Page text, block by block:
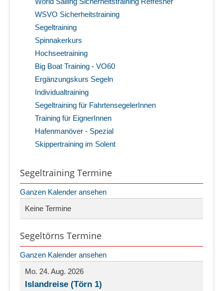
WSVO Sicherheitstraining
Segeltraining
Spinnakerkurs
Hochseetraining
Big Boat Training - VO60
Ergänzungskurs Segeln
Individualtraining
Segeltraining für FahrtensegelerInnen
Training für EignerInnen
Hafenmanöver - Spezial
Skippertraining im Solent
Segeltraining Termine
Ganzen Kalender ansehen
Keine Termine
Segeltörns Termine
Ganzen Kalender ansehen
Mo. 24. Aug. 2026
Islandreise (Törn 1)